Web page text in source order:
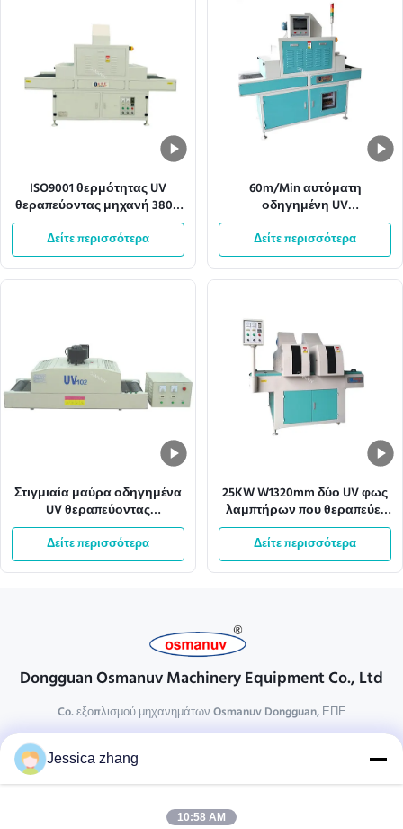
ISO9001 θερμότητας UV
θεραπεύοντας μηχανή 380V
50HZ μεταφορέων
διασκεδασμού ελαφριά
Δείτε περισσότερα
60m/Min αυτόματη
οδηγημένη UV
θεραπεύοντας μηχανή
360mm πλάτος πλέγματος
μεταφορέων
Δείτε περισσότερα
Στιγμιαία μαύρα οδηγημένα
UV θεραπεύοντας
συστήματα μεταφορέων
2.15KW 13m/Min
Δείτε περισσότερα
25KW W1320mm δύο UV φως
λαμπτήρων που θεραπεύει
τα συστήματα μεταφορέων
μηχανών
Δείτε περισσότερα
Dongguan Osmanuv Machinery Equipment Co., Ltd
Co. εξοπλισμού μηχανημάτων Osmanuv Dongguan, ΕΠΕ
28 δεύτερος ο βιομηχανικός, wei Liu chong, Wanjiang,
DongGuan, Guangdong, Κίνα
Jessica zhang
10:58 AM